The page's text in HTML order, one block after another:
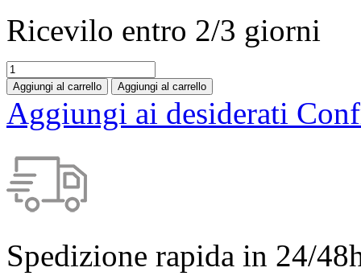
Ricevilo entro 2/3 giorni
Aggiungi al carrello Aggiungi al carrello
Aggiungi ai desiderati
Spedizione rapida in 24/